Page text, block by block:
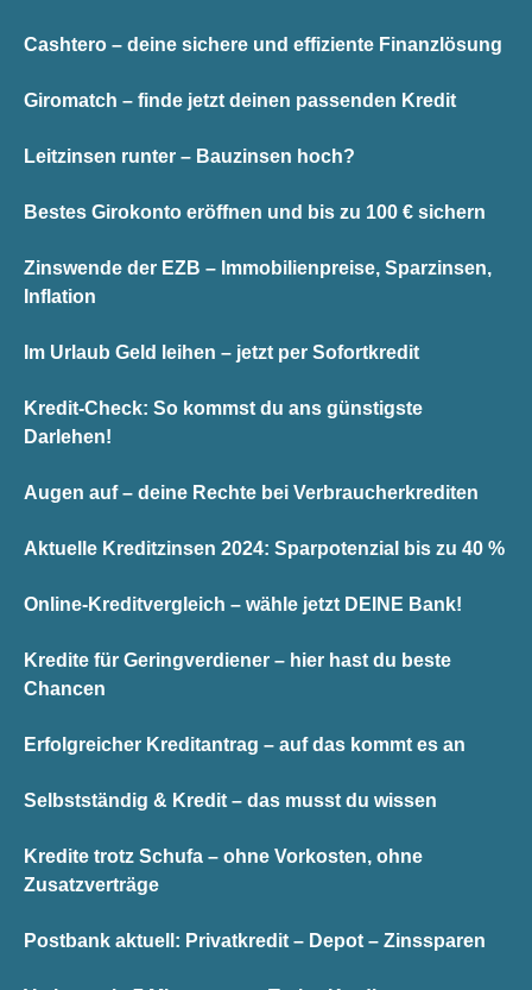
Cashtero – deine sichere und effiziente Finanzlösung
Giromatch – finde jetzt deinen passenden Kredit
Leitzinsen runter – Bauzinsen hoch?
Bestes Girokonto eröffnen und bis zu 100 € sichern
Zinswende der EZB – Immobilienpreise, Sparzinsen,
Inflation
Im Urlaub Geld leihen – jetzt per Sofortkredit
Kredit-Check: So kommst du ans günstigste
Darlehen!
Augen auf – deine Rechte bei Verbraucherkrediten
Aktuelle Kreditzinsen 2024: Sparpotenzial bis zu 40 %
Online-Kreditvergleich – wähle jetzt DEINE Bank!
Kredite für Geringverdiener – hier hast du beste
Chancen
Erfolgreicher Kreditantrag – auf das kommt es an
Selbstständig & Kredit – das musst du wissen
Kredite trotz Schufa – ohne Vorkosten, ohne
Zusatzverträge
Postbank aktuell: Privatkredit – Depot – Zinssparen